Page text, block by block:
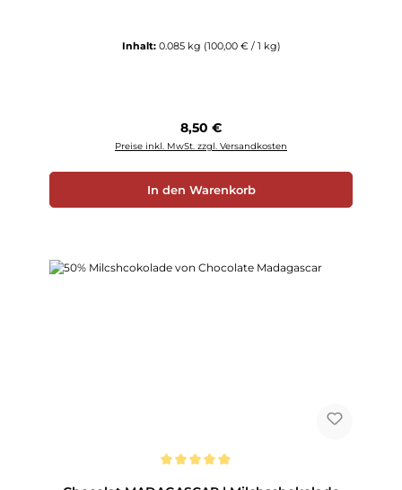
Inhalt: 0.085 kg (100,00 € / 1 kg)
Regulärer Preis:
8,50 €
Preise inkl. MwSt. zzgl. Versandkosten
In den Warenkorb